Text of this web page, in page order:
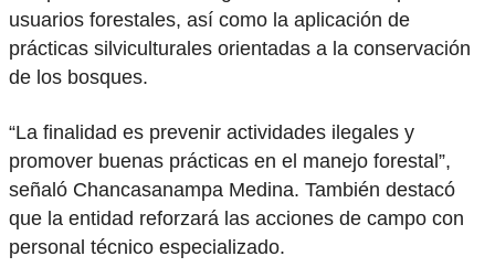
usuarios forestales, así como la aplicación de
prácticas silviculturales orientadas a la conservación
de los bosques.
“La finalidad es prevenir actividades ilegales y
promover buenas prácticas en el manejo forestal”,
señaló Chancasanampa Medina. También destacó
que la entidad reforzará las acciones de campo con
personal técnico especializado.